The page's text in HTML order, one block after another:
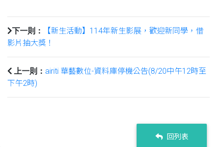
下一則：
【新生活動】114年新生影展，歡迎新同學，借
影片抽大獎！
上一則： airiti 華藝數位-資料庫停機公告(8/20中午12時至
下午2時)
回列表